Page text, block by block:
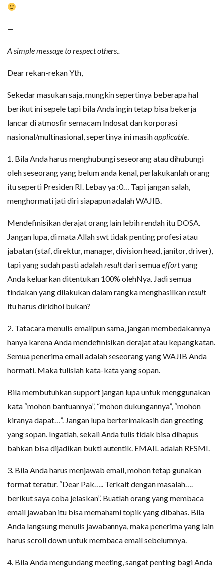
—
A simple message to respect others..
Dear rekan-rekan Yth,
Sekedar masukan saja, mungkin sepertinya beberapa hal
berikut ini sepele tapi bila Anda ingin tetap bisa bekerja
lancar di atmosfir semacam Indosat dan korporasi
nasional/multinasional, sepertinya ini masihapplicable.
1. Bila Anda harus menghubungi seseorang atau dihubungi
oleh seseorang yang belum anda kenal, perlakukanlah orang
itu seperti Presiden RI. Lebay ya :0… Tapi jangan salah,
menghormati jati diri siapapun adalah WAJIB.
Mendefinisikan derajat orang lain lebih rendah itu DOSA.
Jangan lupa, di mata Allah swt tidak penting profesi atau
jabatan (staf, direktur, manager, division head, janitor, driver),
tapi yang sudah pasti adalahresultdari semuaeffortyang
Anda keluarkan ditentukan 100% olehNya. Jadi semua
tindakan yang dilakukan dalam rangka menghasilkanresult
itu harus diridhoi bukan?
2. Tatacara menulis emailpun sama, jangan membedakannya
hanya karena Anda mendefinisikan derajat atau kepangkatan.
Semua penerima email adalah seseorang yang WAJIB Anda
hormati. Maka tulislah kata-kata yang sopan.
Bila membutuhkan support jangan lupa untuk menggunakan
kata “mohon bantuannya”, “mohon dukungannya”, “mohon
kiranya dapat…”. Jangan lupa berterimakasih dan greeting
yang sopan. Ingatlah, sekali Anda tulis tidak bisa dihapus
bahkan bisa dijadikan bukti autentik. EMAIL adalah RESMI.
3. Bila Anda harus menjawab email, mohon tetap gunakan
format teratur. “Dear Pak….. Terkait dengan masalah….
berikut saya coba jelaskan”. Buatlah orang yang membaca
email jawaban itu bisa memahami topik yang dibahas. Bila
Anda langsung menulis jawabannya, maka penerima yang lain
harus scroll down untuk membaca email sebelumnya.
4. Bila Anda mengundang meeting, sangat penting bagi Anda